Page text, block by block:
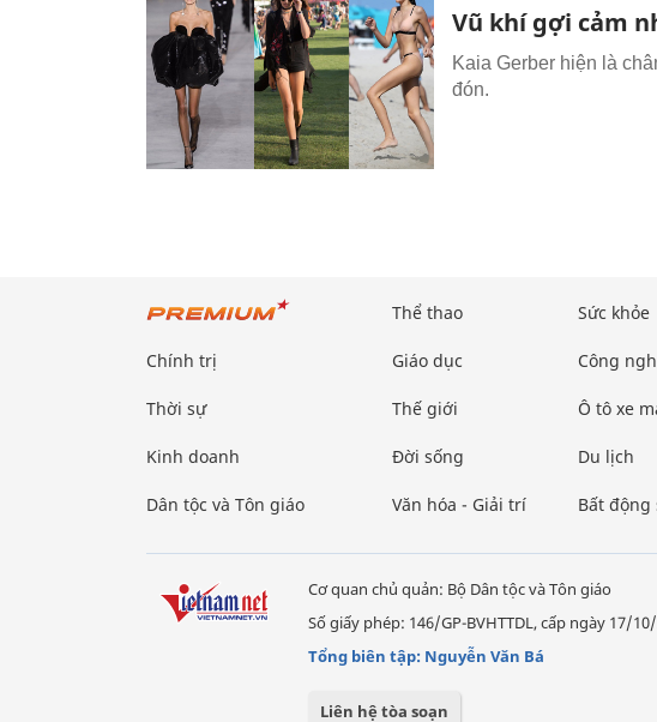
Vũ khí gợi cảm
Kaia Gerber hiện là
đón.
Chính trị
Thời sự
Kinh doanh
Dân tộc và Tôn giáo
Thể thao
Giáo dục
Thế giới
Đời sống
Văn hóa - Giải trí
Sức khỏe
Công
Ô tô xe
Du lịch
Bất động
Cơ quan chủ quản: Bộ Dân tộc và Tôn giáo
Số giấy phép: 146/GP-BVHTTDL, cấp ngày 17/
Tổng biên tập: Nguyễn Văn Bá
Liên hệ tòa soạn